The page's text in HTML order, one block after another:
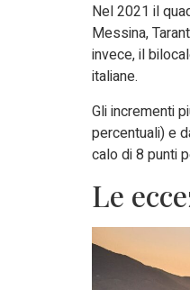
Nel 2021 il
Messina,
invece, il
italiane.
Gli incrementi
percentuali) e
calo di 8 punti
Le